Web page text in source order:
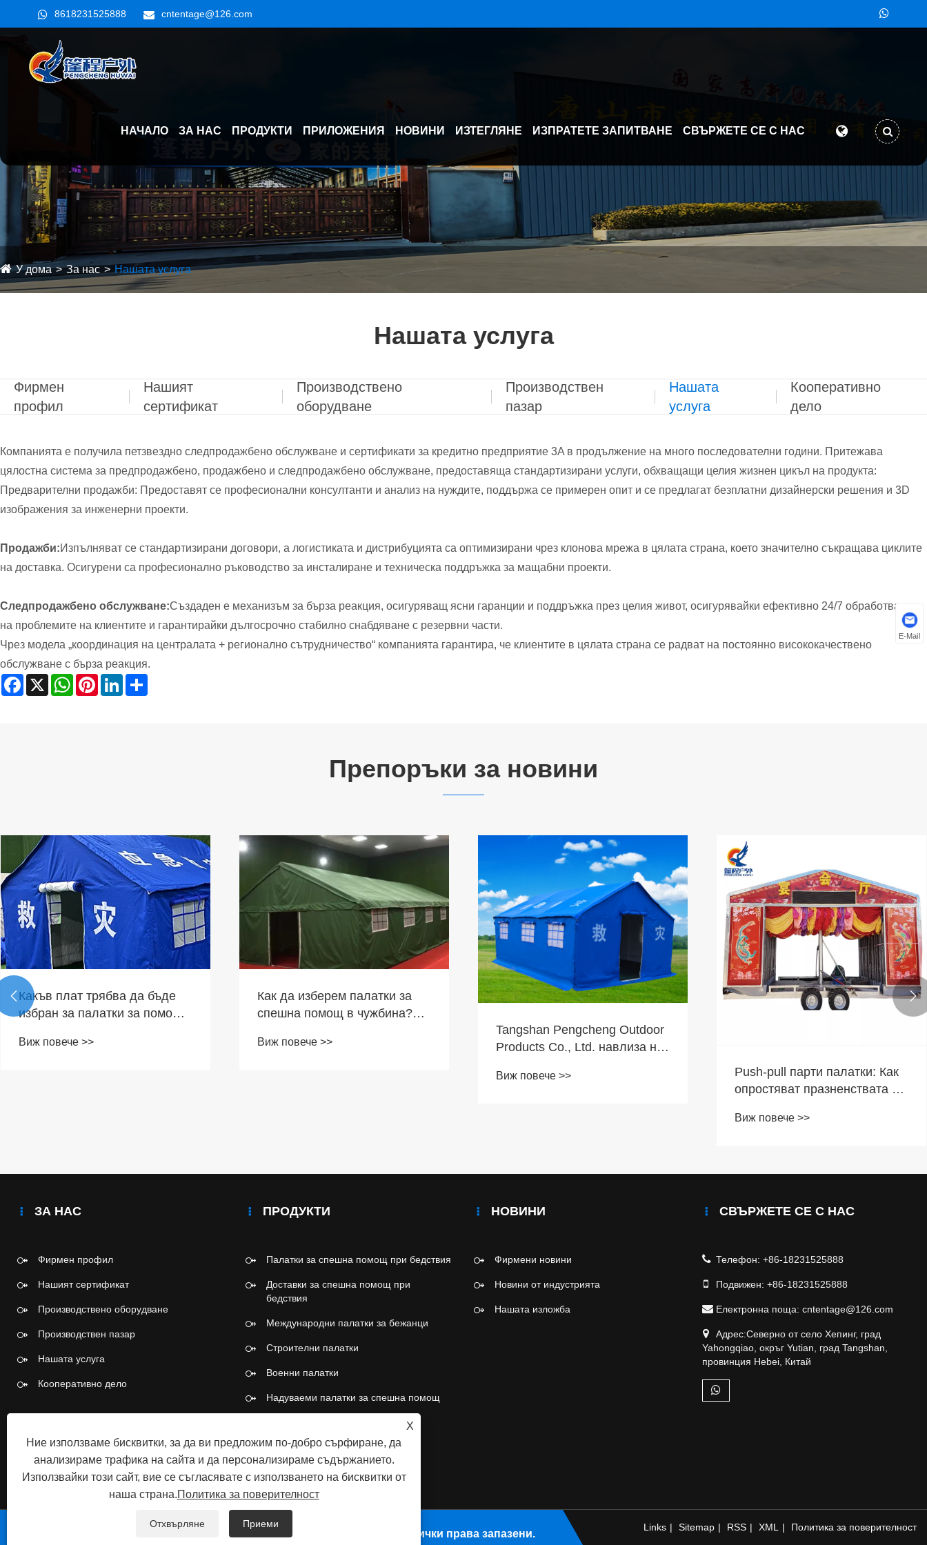
8618231525888 cntentage@126.com
НАЧАЛО ЗА НАС ПРОДУКТИ ПРИЛОЖЕНИЯ НОВИНИ ИЗТЕГЛЯНЕ ИЗПРАТЕТЕ ЗАПИТВАНЕ СВЪРЖЕТЕ СЕ С НАС
У дома За нас Нашата услуга
Нашата услуга
Фирмен
профил
Нашият
сертификат
Производствено
оборудване
Производствен
пазар
Нашата
услуга
Кооперативно
дело
Компанията е получила петзвездно следпродажбено обслужване и сертификати за кредитно предприятие 3A в продължение на много последователни години. Притежава
цялостна система за предпродажбено, продажбено и следпродажбено обслужване, предоставяща стандартизирани услуги, обхващащи целия жизнен цикъл на продукта:
Предварителни продажби: Предоставят се професионални консултанти и анализ на нуждите, поддържа се примерен опит и се предлагат безплатни дизайнерски решения и 3D
изображения за инженерни проекти.
Продажби:Изпълняват се стандартизирани договори, а логистиката и дистрибуцията са оптимизирани чрез клонова мрежа в цялата страна, което значително съкращава циклите
на доставка. Осигурени са професионално ръководство за инсталиране и техническа поддръжка за мащабни проекти.
Следпродажбено обслужване:Създаден е механизъм за бърза реакция, осигуряващ ясни гаранции и поддръжка през целия живот, осигурявайки ефективно 24/7 обработване
на проблемите на клиентите и гарантирайки дългосрочно стабилно снабдяване с резервни части.
Чрез модела „координация на централата + регионално сътрудничество“ компанията гарантира, че клиентите в цялата страна се радват на постоянно висококачествено
обслужване с бърза реакция.
Facebook
X WhatsAppPinterestLinkedIn
Препоръки за новини
Какъв плат трябва да бъде
избран за палатки за помощ
да издържат на различни
Виж повече >>
Как да изберем палатки за
спешна помощ в чужбина?
висококачествени помощни
Виж повече >>
Tangshan Pengcheng Outdoor
Products Co., Ltd. навлиза на
увеличи запасите за спешно
Виж повече >>
Push-pull парти палатки: Как
опростяват празненствата на
Виж повече >>
 
ЗА НАС
Фирмен профил
Нашият сертификат
Производствено оборудване
Производствен пазар
Нашата услуга
Кооперативно дело
ПРОДУКТИ
Палатки за спешна помощ при бедствия
Доставки за спешна помощ при
бедствия
Международни палатки за бежанци
Строителни палатки
Военни палатки
Надуваеми палатки за спешна помощ
Палатки за парти с натискане и
дръпване
НОВИНИ
Фирмени новини
Новини от индустрията
Нашата изложба
СВЪРЖЕТЕ СЕ С НАС
Телефон: +86-18231525888
Подвижен: +86-18231525888
Електронна поща: cntentage@126.com
Адрес:Северно от село Хепинг, град
Yahongqiao, окръг Yutian, град Tangshan,
провинция Hebei, Китай
Links | Sitemap | RSS | XML | Политика за поверителност
Авторско право © 2026 Tangshan Pengcheng Outdoor Products Co., Ltd. Всички права запазени.
E-Mail
X
Ние използваме бисквитки, за да ви предложим по-добро сърфиране, да
анализираме трафика на сайта и да персонализираме съдържанието.
Използвайки този сайт, вие се съгласявате с използването на бисквитки от
наша страна.Политика за поверителност
Отхвърляне Приеми